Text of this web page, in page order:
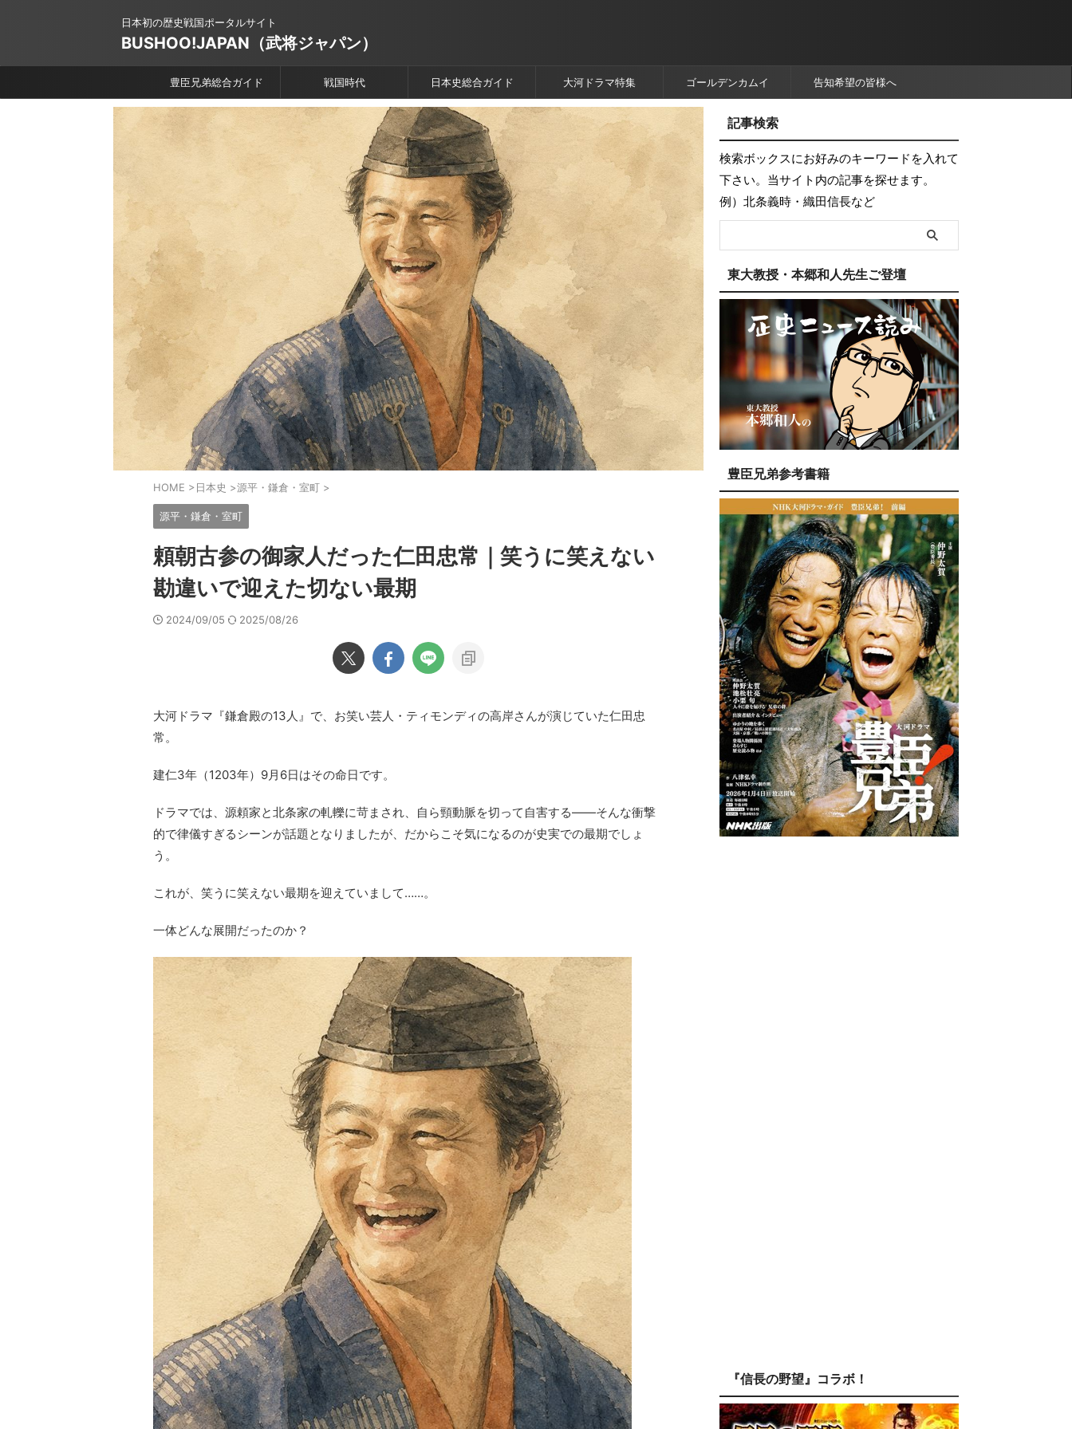
日本初の歴史戦国ポータルサイト
BUSHOO!JAPAN（武将ジャパン）
豊臣兄弟総合ガイド 戦国時代 日本史総合ガイド 大河ドラマ特集 ゴールデンカムイ 告知希望の皆様へ
HOME >日本史 >源平・鎌倉・室町 >
源平・鎌倉・室町
頼朝古参の御家人だった仁田忠常｜笑うに笑えない
勘違いで迎えた切ない最期
2024/09/05 2025/08/26
大河ドラマ『鎌倉殿の13人』で、お笑い芸人・ティモンディの高岸さんが演じていた仁田忠
常。
建仁3年（1203年）9月6日はその命日です。
ドラマでは、源頼家と北条家の軋轢に苛まされ、自ら頸動脈を切って自害する――そんな衝撃
的で律儀すぎるシーンが話題となりましたが、だからこそ気になるのが史実での最期でしょ
う。
これが、笑うに笑えない最期を迎えていまして……。
一体どんな展開だったのか？
記事検索
検索ボックスにお好みのキーワードを入れて
下さい。当サイト内の記事を探せます。
例）北条義時・織田信長など
東大教授・本郷和人先生ご登壇
豊臣兄弟参考書籍
『信長の野望』コラボ！